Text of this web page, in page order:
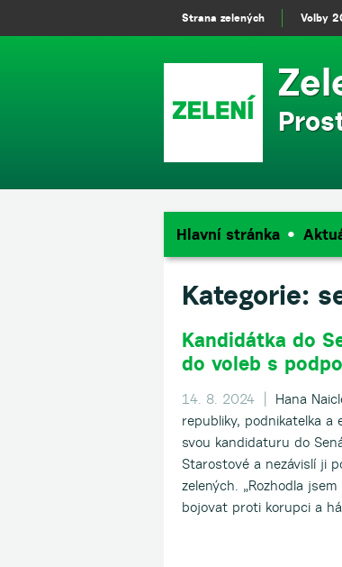
Hlavní stránka
Kategorie:
Kandidátka do
do voleb s
14. 8. 2024 |
Hana
republiky, podnikatelka a
svou kandidaturu do
Starostové a nezávislí ji
zelených. „Rozhodla
bojovat proti korupci a
Strana zelených Volby